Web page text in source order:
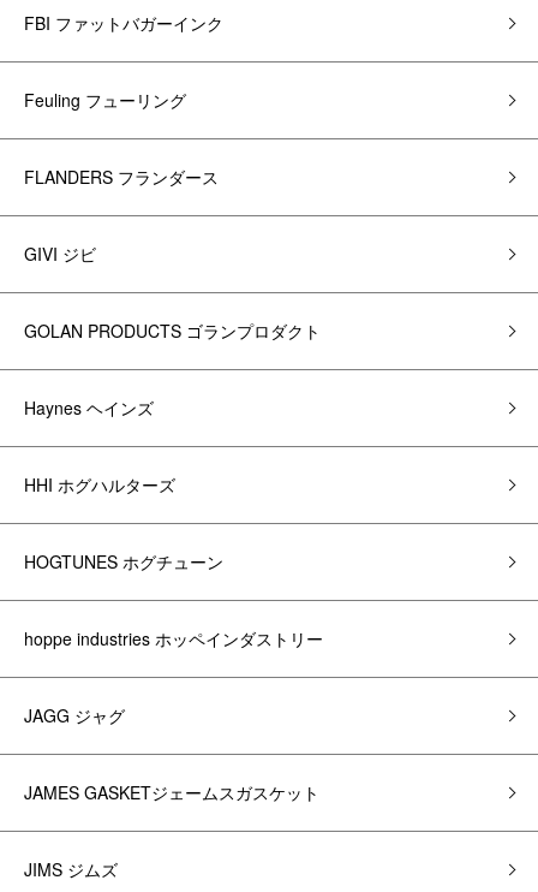
FBI ファットバガーインク
Feuling フューリング
FLANDERS フランダース
GIVI ジビ
GOLAN PRODUCTS ゴランプロダクト
Haynes ヘインズ
HHI ホグハルターズ
HOGTUNES ホグチューン
hoppe industries ホッペインダストリー
JAGG ジャグ
JAMES GASKETジェームスガスケット
JIMS ジムズ